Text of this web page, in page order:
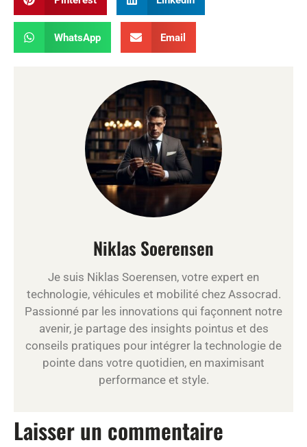
WhatsApp Email
Niklas Soerensen
Je suis Niklas Soerensen, votre expert en
technologie, véhicules et mobilité chez Assocrad.
Passionné par les innovations qui façonnent notre
avenir, je partage des insights pointus et des
conseils pratiques pour intégrer la technologie de
pointe dans votre quotidien, en maximisant
performance et style.
Laisser un commentaire